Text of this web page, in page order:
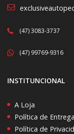
(47) 3083-3737
(47) 99769-9316
INSTITUNCIONAL
A Loja
Política de Entrega
Política de